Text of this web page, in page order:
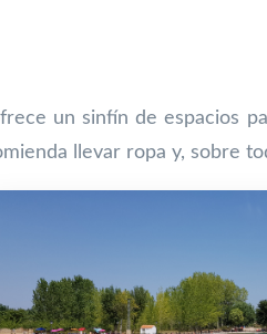
un sinfín de espacios
llevar ropa y, sobre